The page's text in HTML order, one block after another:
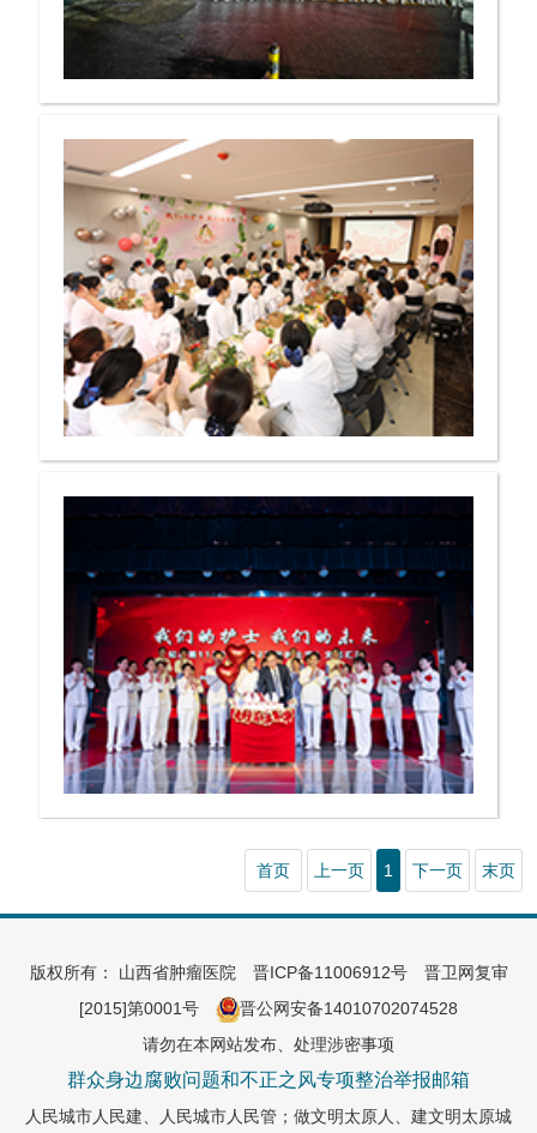
首页 上一页 1 下一页 末页
版权所有： 山西省肿瘤医院 晋ICP备11006912号晋卫网复审
[2015]第0001号
晋公网安备14010702074528
请勿在本网站发布、处理涉密事项
群众身边腐败问题和不正之风专项整治举报邮箱
人民城市人民建、人民城市人民管；做文明太原人、建文明太原城